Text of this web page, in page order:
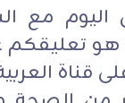
اليوم مع
هو تعليقكم
قناة